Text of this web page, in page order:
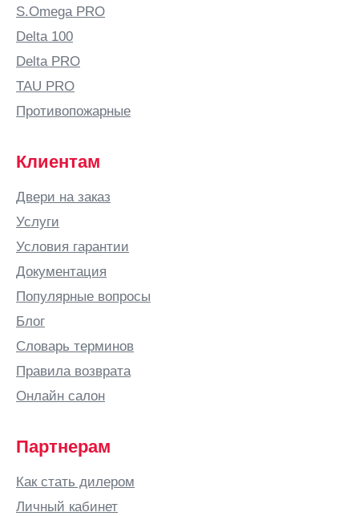
S.Omega PRO
Delta 100
Delta PRO
TAU PRO
Противопожарные
Клиентам
Двери на заказ
Услуги
Условия гарантии
Документация
Популярные вопросы
Блог
Словарь терминов
Правила возврата
Онлайн салон
Партнерам
Как стать дилером
Личный кабинет